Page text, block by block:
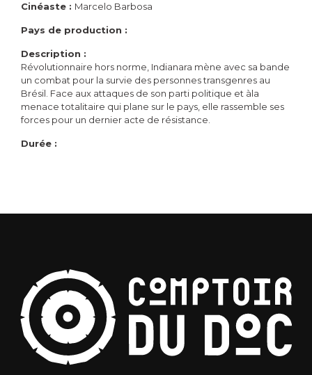
Cinéaste : Marcelo Barbosa
Pays de production :
Description :
Révolutionnaire hors norme, Indianara mène avec sa bande
un combat pour la survie des personnes transgenres au
Brésil. Face aux attaques de son parti politique et àla
menace totalitaire qui plane sur le pays, elle rassemble ses
forces pour un dernier acte de résistance.
Durée :